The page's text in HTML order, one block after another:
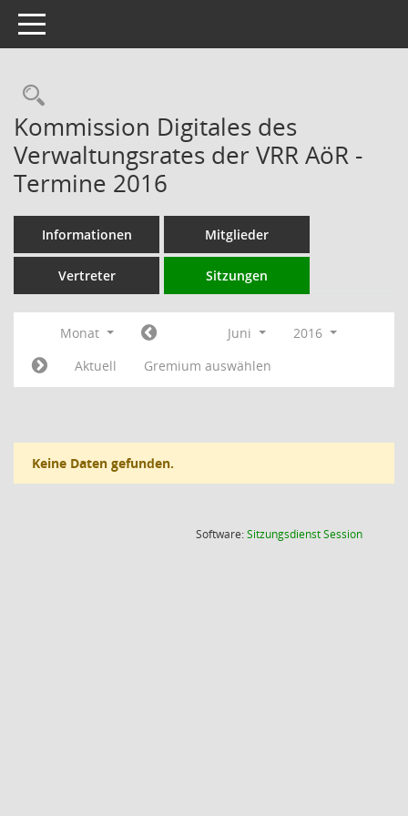
Toggle navigation
Rechercheauswahl
Kommission Digitales des
Verwaltungsrates der VRR AöR -
Termine 2016
Informationen Mitglieder
Vertreter Sitzungen
Monat Juni
2016
Aktuell
Gremium auswählen
Keine Daten gefunden.
Software:SitzungsdienstSession(Wird in